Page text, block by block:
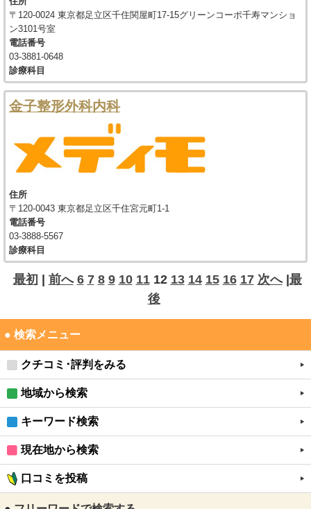
〒120-0024 東京都足立区千住関屋町17-15グリーンコーポ千寿マンショ
ン3101号室
電話番号
03-3881-0648
診療科目
金子整形外科内科
住所
〒120-0043 東京都足立区千住宮元町1-1
電話番号
03-3888-5567
診療科目
最初 | 前へ 6 7 8 9 10 11 12 13 14 15 16 17 次へ|最
後
● 検索メニュー
クチコミ･評判をみる
地域から検索
キーワード検索
現在地から検索
口コミを投稿